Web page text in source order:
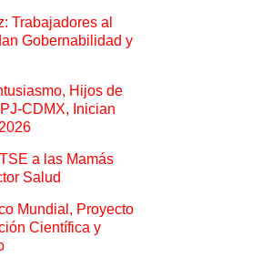
Trabajadores al
Gobernabilidad y
Hijos de
CDMX, Inician
a las Mamás
Salud
Mundial, Proyecto
Científica y